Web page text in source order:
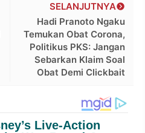
SELANJUTNYA
Hadi Pranoto Ngaku
Temukan Obat Corona,
Politikus PKS: Jangan
Sebarkan Klaim Soal
Obat Demi Clickbait